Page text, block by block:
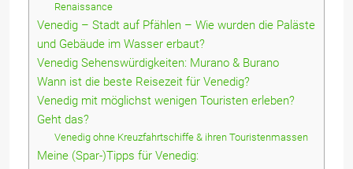
Renaissance
Venedig – Stadt auf Pfählen – Wie wurden die Paläste
und Gebäude im Wasser erbaut?
Venedig Sehenswürdigkeiten: Murano & Burano
Wann ist die beste Reisezeit für Venedig?
Venedig mit möglichst wenigen Touristen erleben?
Geht das?
Venedig ohne Kreuzfahrtschiffe & ihren Touristenmassen
Meine (Spar-)Tipps für Venedig: